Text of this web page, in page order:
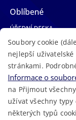
Oblíbené
ÚŘEDNÍ DESKA
TELEFONNÍ SEZNAM
LÉKAŘSKÁ
VOLNÁ MÍSTA
AKTUALITY
Soubory cookie
nejlepší
stránkami.
Informace o
na Přijmout
užívat všechny
některých typů